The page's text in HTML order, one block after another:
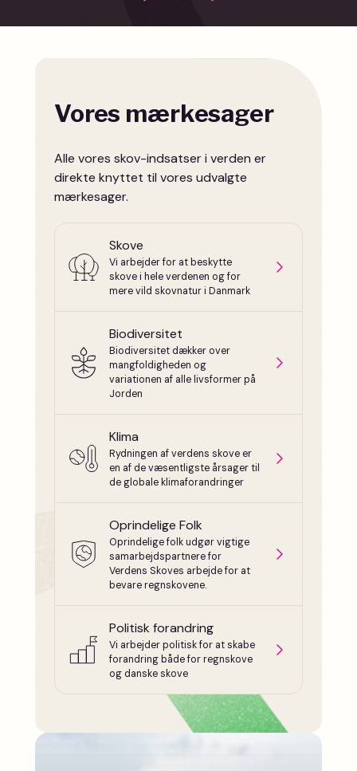
Vores mærkesager
Alle vores skov-indsatser i verden er
direkte knyttet til vores udvalgte
mærkesager.
Skove
Vi arbejder for at beskytte
skove i hele verdenen og for
mere vild skovnatur i Danmark
Biodiversitet
Biodiversitet dækker over
mangfoldigheden og
variationen af alle livsformer på
Jorden
Klima
Rydningen af verdens skove er
en af de væsentligste årsager til
de globale klimaforandringer
Oprindelige Folk
Oprindelige folk udgør vigtige
samarbejdspartnere for
Verdens Skoves arbejde for at
bevare regnskovene.
Politisk forandring
Vi arbejder politisk for at skabe
forandring både for regnskove
og danske skove